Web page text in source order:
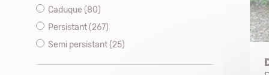
Caduque (80)
Persistant (267)
Semi persistant (25)